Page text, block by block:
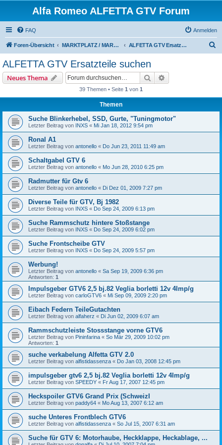
Alfa Romeo ALFETTA GTV Forum
FAQ Anmelden
Foren-Übersicht MARKTPLATZ / MARKETPLACE ALFETTA GTV Ersatzteile suchen
ALFETTA GTV Ersatzteile suchen
Neues Thema Suche
39 Themen • Seite 1 von 1
Themen
Suche Blinkerhebel, SSD, Gurte, "Tuningmotor"
Letzter Beitrag von INXS « Mi Jan 18, 2012 9:54 pm
Ronal A1
Letzter Beitrag von antonello « Do Jun 23, 2011 11:49 am
Schaltgabel GTV 6
Letzter Beitrag von antonello « Mo Jun 28, 2010 6:25 pm
Radmutter für Gtv 6
Letzter Beitrag von antonello « Di Dez 01, 2009 7:27 pm
Diverse Teile für GTV, Bj 1982
Letzter Beitrag von INXS « Do Sep 24, 2009 6:13 pm
Suche Rammschutz hintere Stoßstange
Letzter Beitrag von INXS « Do Sep 24, 2009 6:02 pm
Suche Frontscheibe GTV
Letzter Beitrag von INXS « Do Sep 24, 2009 5:57 pm
Werbung!
Letzter Beitrag von antonello « Sa Sep 19, 2009 6:36 pm
Antworten: 1
Impulsgeber GTV6 2,5 bj.82 Veglia borletti 12v 4Imp/g
Letzter Beitrag von carloGTV6 « Mi Sep 09, 2009 2:20 pm
Eibach Federn TeileGutachten
Letzter Beitrag von alfaherz « Di Jun 02, 2009 6:07 am
Rammschutzleiste Stossstange vorne GTV6
Letzter Beitrag von Pininfarina « So Mär 29, 2009 10:02 pm
Antworten: 1
suche verkabelung Alfetta GTV 2.0
Letzter Beitrag von alfistidassenza « Do Jan 03, 2008 12:45 pm
impulsgeber gtv6 2,5 bj.82 Veglia borletti 12v 4Imp/g
Letzter Beitrag von SPEEDY « Fr Aug 17, 2007 12:45 pm
Heckspoiler GTV6 Grand Prix (SchweizI
Letzter Beitrag von paddy64 « Mo Aug 13, 2007 6:12 am
suche Unteres Frontblech GTV6
Letzter Beitrag von alfistidassenza « So Jul 15, 2007 6:31 am
Suche für GTV 6: Motorhaube, Heckklappe, Heckablage, ...